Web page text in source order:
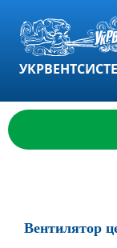
содержимому
Вентилятор